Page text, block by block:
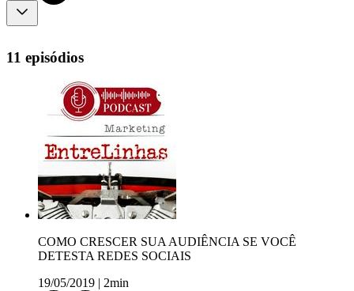
11 episódios
COMO CRESCER SUA AUDIÊNCIA SE VOCÊ
DETESTA REDES SOCIAIS
19/05/2019
2min